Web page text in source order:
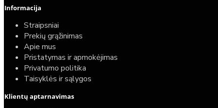
Informacija
Straipsniai
Prekių grąžinimas
Apie mus
Pristatymas ir apmokėjimas
Privatumo politika
Taisyklės ir sąlygos
Klientų aptarnavimas